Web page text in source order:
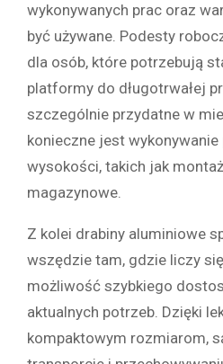
wykonywanych prac oraz
być używane. Podesty
dla osób, które potrzebują
platformy do długotrwałej
szczególnie przydatne w
konieczne jest
wysokości, takich jak
magazynowe.
Z kolei drabiny aluminiowe
wszędzie tam, gdzie liczy
możliwość szybkiego
aktualnych potrzeb. Dzięki
kompaktowym rozmiarom,